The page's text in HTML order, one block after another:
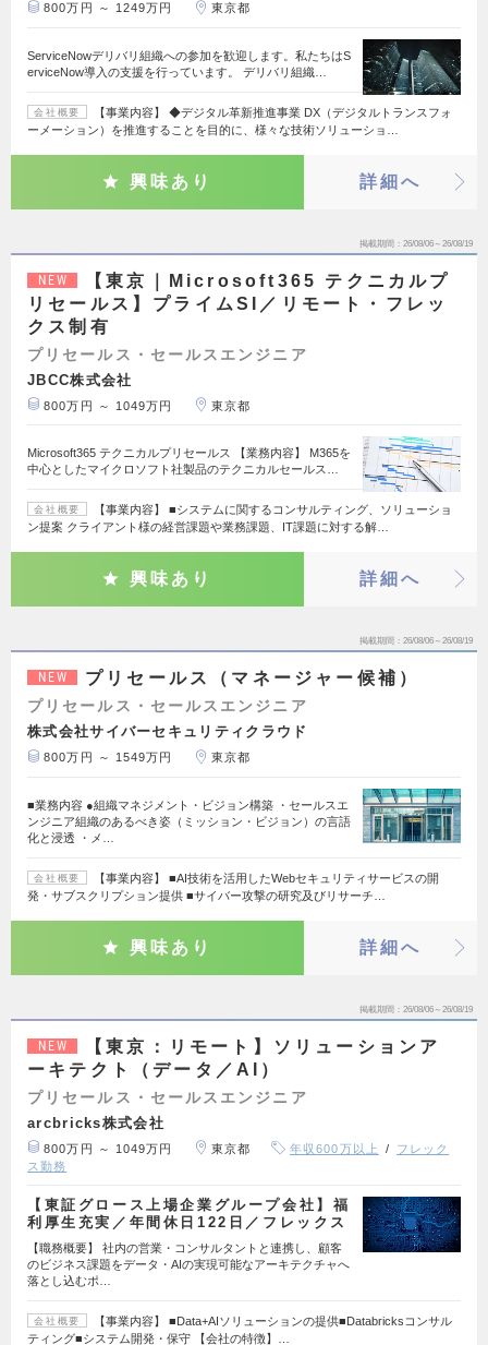
800万円 ～ 1249万円 東京都
ServiceNowデリバリ組織への参加を歓迎します。私たちはS
erviceNow導入の支援を行っています。 デリバリ組織…
会社概要
【事業内容】 ◆デジタル革新推進事業 DX（デジタルトランスフォ
ーメーション）を推進することを目的に、様々な技術ソリューショ…
興味あり 詳細へ
掲載期間 26/08/06～26/08/19
NEW
【東京｜Microsoft365 テクニカルプ
リセールス】プライムSI／リモート・フレッ
クス制有
プリセールス・セールスエンジニア
JBCC株式会社
800万円 ～ 1049万円 東京都
Microsoft365 テクニカルプリセールス 【業務内容】 M365を
中心としたマイクロソフト社製品のテクニカルセールス…
会社概要
【事業内容】 ■システムに関するコンサルティング、ソリューショ
ン提案 クライアント様の経営課題や業務課題、IT課題に対する解…
興味あり 詳細へ
掲載期間 26/08/06～26/08/19
NEW プリセールス（マネージャー候補）
プリセールス・セールスエンジニア
株式会社サイバーセキュリティクラウド
800万円 ～ 1549万円 東京都
■業務内容 ●組織マネジメント・ビジョン構築 ・セールスエ
ンジニア組織のあるべき姿（ミッション・ビジョン）の言語
化と浸透 ・メ…
会社概要
【事業内容】 ■AI技術を活用したWebセキュリティサービスの開
発・サブスクリプション提供 ■サイバー攻撃の研究及びリサーチ…
興味あり 詳細へ
掲載期間 26/08/06～26/08/19
NEW
【東京：リモート】ソリューションア
ーキテクト（データ／AI）
プリセールス・セールスエンジニア
arcbricks株式会社
800万円 ～ 1049万円 東京都 年収600万以上
フレック
ス勤務
【東証グロース上場企業グループ会社】福
利厚生充実／年間休日122日／フレックス
【職務概要】 社内の営業・コンサルタントと連携し、顧客
のビジネス課題をデータ・AIの実現可能なアーキテクチャへ
落とし込むポ…
会社概要
【事業内容】 ■Data+AIソリューションの提供■Databricksコンサル
ティング■システム開発・保守 【会社の特徴】…